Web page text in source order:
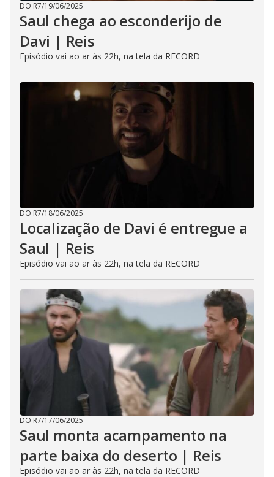
DO R7/19/06/2025
Saul chega ao esconderijo de
Davi | Reis
Episódio vai ao ar às 22h, na tela da RECORD
DO R7/18/06/2025
Localização de Davi é entregue a
Saul | Reis
Episódio vai ao ar às 22h, na tela da RECORD
DO R7/17/06/2025
Saul monta acampamento na
parte baixa do deserto | Reis
Episódio vai ao ar às 22h, na tela da RECORD